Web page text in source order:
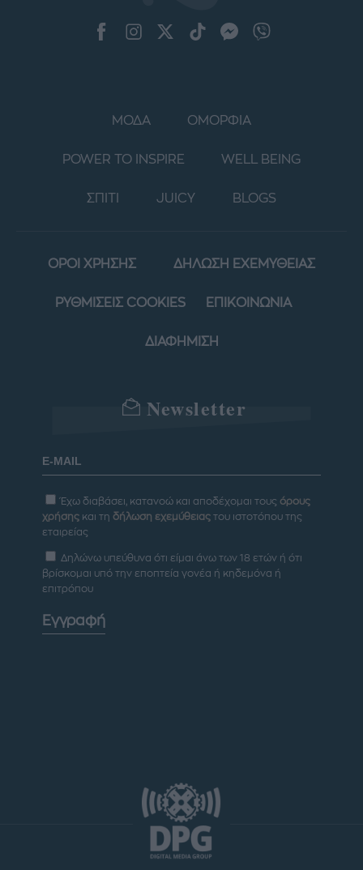
ΜΟΔΑ ΟΜΟΡΦΙΑ
POWER TO INSPIRE WELL BEING
ΣΠΙΤΙ JUICY BLOGS
ΟΡΟΙ ΧΡΗΣΗΣ ΔΗΛΩΣΗ ΕΧΕΜΥΘΕΙΑΣ
ΡΥΘΜΙΣΕΙΣ COOKIES ΕΠΙΚΟΙΝΩΝΙΑ
ΔΙΑΦΗΜΙΣΗ
Newsletter
Έχω διαβάσει, κατανοώ και αποδέχομαι τους όρους
χρήσης και τη δήλωση εχεμύθειας του ιστοτόπου της
εταιρείας
Δηλώνω υπεύθυνα ότι είμαι άνω των 18 ετών ή ότι
βρίσκομαι υπό την εποπτεία γονέα ή κηδεμόνα ή
επιτρόπου
Εγγραφή